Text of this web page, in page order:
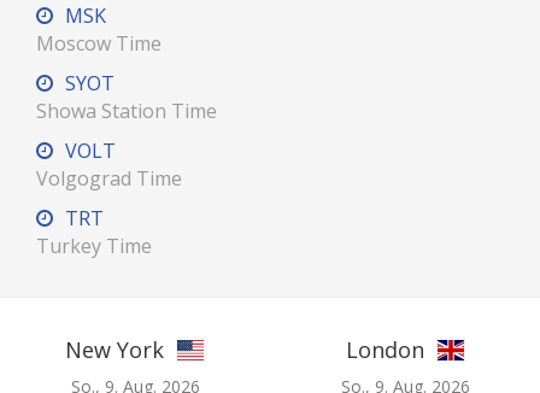
MSK
Moscow Time
SYOT
Showa Station Time
VOLT
Volgograd Time
TRT
Turkey Time
New York
So., 9. Aug. 2026
London
So., 9. Aug. 2026